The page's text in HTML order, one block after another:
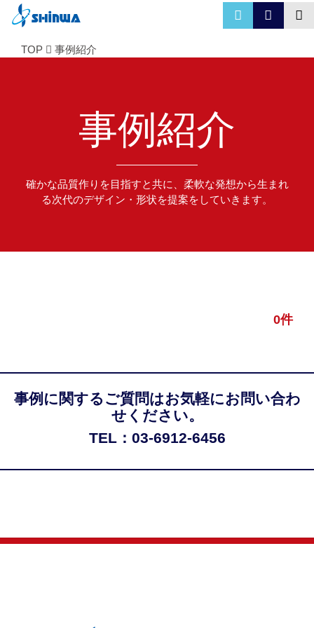
TOP 事例紹介
事例紹介
確かな品質作りを目指すと共に、柔軟な発想から生まれ
る次代のデザイン・形状を提案をしていきます。
0件
事例に関するご質問はお気軽にお問い合わ
せください。
TEL：03-6912-6456